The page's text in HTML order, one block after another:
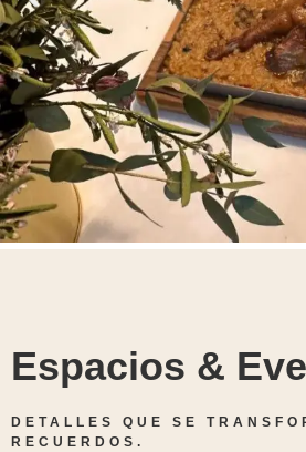
Espacios &
DETALLES QUE SE
RECUERDOS.